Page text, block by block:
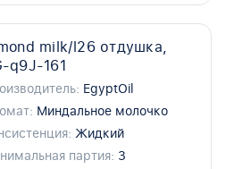
milk/l26 отдушка,
q9J-161
EgyptOil
Миндальное молочко
Жидкий
партия: 3